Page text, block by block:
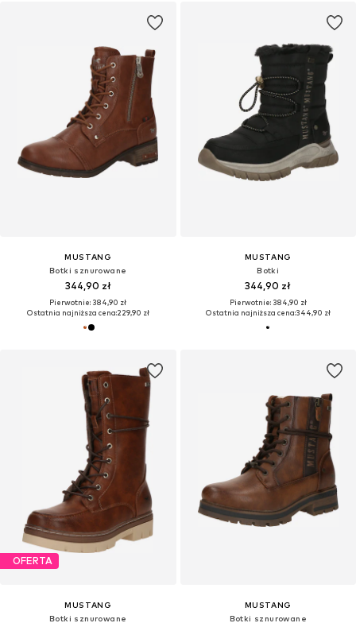
MUSTANG
Botki sznurowane
344,90 zł
Pierwotnie: 384,90 zł
Ostatnia najniższa cena:229,90 zł
MUSTANG
Botki
344,90 zł
Pierwotnie: 384,90 zł
Ostatnia najniższa cena:344,90 zł
OFERTA
MUSTANG
Botki sznurowane
MUSTANG
Botki sznurowane